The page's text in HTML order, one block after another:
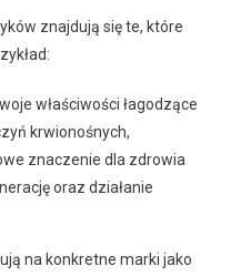
znajdują się te, które
właściwości łagodzące
krwionośnych,
znaczenie dla zdrowia
oraz działanie
na konkretne marki jako